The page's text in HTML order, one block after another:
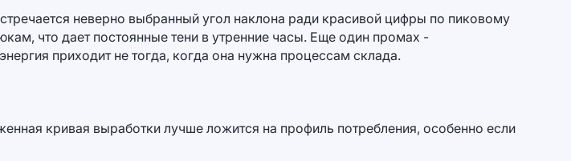
неверно выбранный угол наклона ради красивой цифры по пиковому
что дает постоянные тени в утренние часы. Еще один промах -
приходит не тогда, когда она нужна процессам склада.
кривая выработки лучше ложится на профиль потребления, особенно если